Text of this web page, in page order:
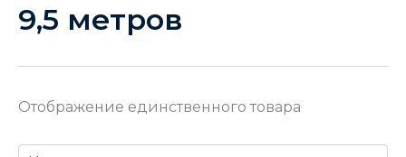
9,5 метров
Отображение единственного товара